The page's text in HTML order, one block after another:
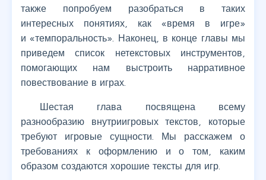
также попробуем разобраться в таких
интересных понятиях, как «время в игре»
и «темпоральность». Наконец, в конце главы мы
приведем список нетекстовых инструментов,
помогающих нам выстроить нарративное
повествование в играх.
Шестая глава посвящена всему
разнообразию внутриигровых текстов, которые
требуют игровые сущности. Мы расскажем о
требованиях к оформлению и о том, каким
образом создаются хорошие тексты для игр.